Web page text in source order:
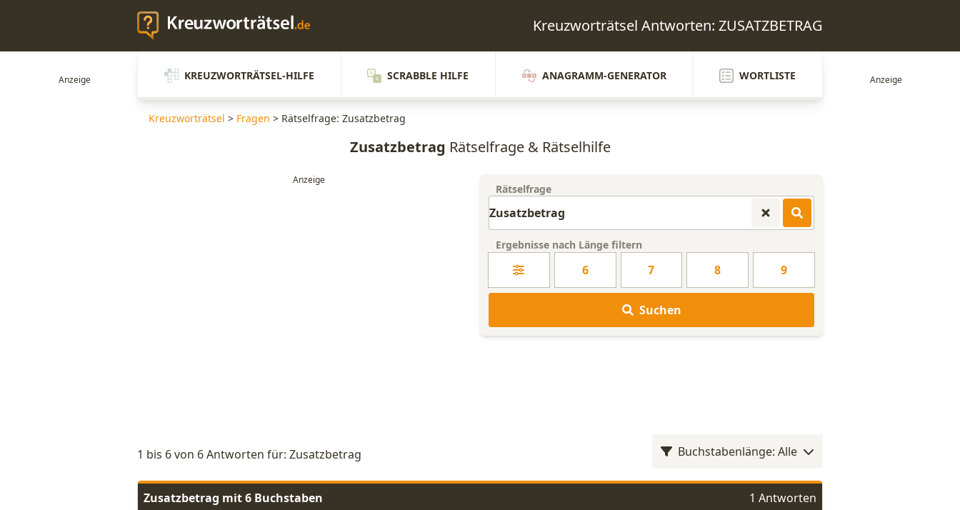
Kreuzworträtsel Antworten: ZUSATZBETRAG
KREUZWORTRÄTSEL-HILFE SCRABBLE HILFE ANAGRAMM-GENERATOR WORTLISTE
Kreuzworträtsel > Fragen > Rätselfrage: Zusatzbetrag
Zusatzbetrag Rätselfrage & Rätselhilfe
Rätselfrage
Ergebnisse nach Länge filtern
6 7 8 9
Suchen
1 bis 6 von 6 Antworten für: Zusatzbetrag Buchstabenlänge: Alle
Zusatzbetrag mit 6 Buchstaben 1 Antworten